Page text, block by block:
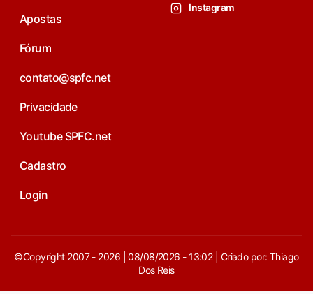
Apostas
Fórum
contato@spfc.net
Privacidade
Youtube SPFC.net
Cadastro
Login
Instagram
©Copyright 2007 - 2026 | 08/08/2026 - 13:02 | Criado por: Thiago
Dos Reis